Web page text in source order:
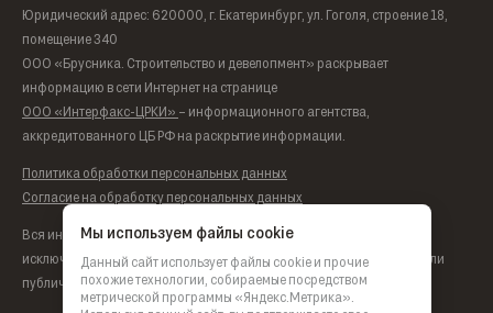
Мы используем файлы cookie
Данный сайт использует файлы cookie и прочие
похожие технологии, собираемые посредством
метрической программы «Яндекс.Метрика».
Юридический адрес: 620000, г. Екатеринбург, ул. Гоголя, строение 18,
помещение 340
ООО «Брусника. Строительство и девелопмент» раскрывает
информацию в сети Интернет на странице
ООО «Интерфакс-ЦРКИ» – информационного агентства,
аккредитованного ЦБ РФ на раскрытие информации.
Политика обработки персональных данных
Согласие на обработку персональных данных
Вся информация, представленная на данном сайте, носит
исключительно информационный характер, не является офертой или
публичной офертой согласно ст. 435, п. 2 ст. 437 ГК РФ.